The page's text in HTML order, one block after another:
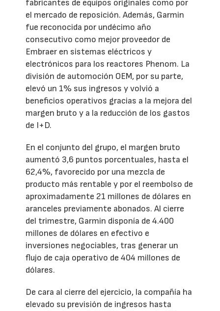
fabricantes de equipos originales como por
el mercado de reposición. Además, Garmin
fue reconocida por undécimo año
consecutivo como mejor proveedor de
Embraer en sistemas eléctricos y
electrónicos para los reactores Phenom. La
división de automoción OEM, por su parte,
elevó un 1% sus ingresos y volvió a
beneficios operativos gracias a la mejora del
margen bruto y a la reducción de los gastos
de I+D.
En el conjunto del grupo, el margen bruto
aumentó 3,6 puntos porcentuales, hasta el
62,4%, favorecido por una mezcla de
producto más rentable y por el reembolso de
aproximadamente 21 millones de dólares en
aranceles previamente abonados. Al cierre
del trimestre, Garmin disponía de 4.400
millones de dólares en efectivo e
inversiones negociables, tras generar un
flujo de caja operativo de 404 millones de
dólares.
De cara al cierre del ejercicio, la compañía ha
elevado su previsión de ingresos hasta